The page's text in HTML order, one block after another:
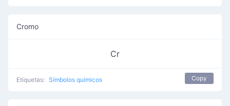
Cromo
Cr
Etiquetas: Símbolos químicos Copy